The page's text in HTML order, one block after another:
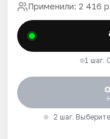
Применили: 2 416
1 шаг.
2 шаг.